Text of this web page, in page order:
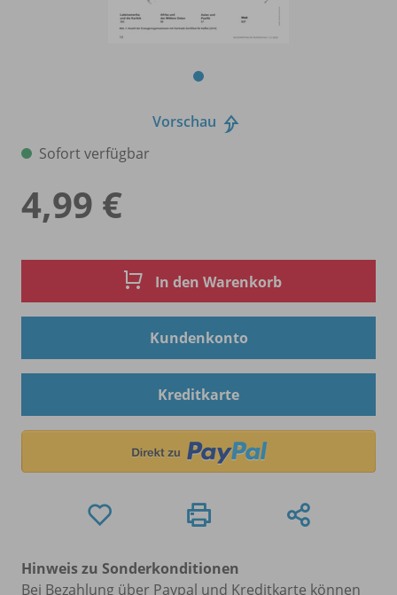
Vorschau
Sofort verfügbar
4,99 €
In den Warenkorb
Kundenkonto
Kreditkarte
Hinweis zu Sonderkonditionen
Bei Bezahlung über Paypal und Kreditkarte können